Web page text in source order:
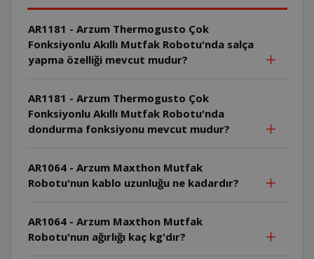
AR1181 - Arzum Thermogusto Çok
Fonksiyonlu Akıllı Mutfak Robotu'nda salça
yapma özelliği mevcut mudur?
AR1181 - Arzum Thermogusto Çok
Fonksiyonlu Akıllı Mutfak Robotu'nda
dondurma fonksiyonu mevcut mudur?
AR1064 - Arzum Maxthon Mutfak
Robotu'nun kablo uzunluğu ne kadardır?
AR1064 - Arzum Maxthon Mutfak
Robotu'nun ağırlığı kaç kg'dır?